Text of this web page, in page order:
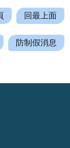
回最上面
防制假消息